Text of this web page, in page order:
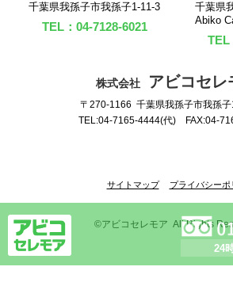
千葉県我孫子市我孫子1-11-3
TEL：04-7128-6021
千葉県
Abiko
TEL
株式会社 アビコセレ
〒270-1166 千葉県我孫子市我孫
TEL:04-7165-4444(代) FAX:04-
サイトマップ プライバシーポ
©アビコセレモア All Rights
24